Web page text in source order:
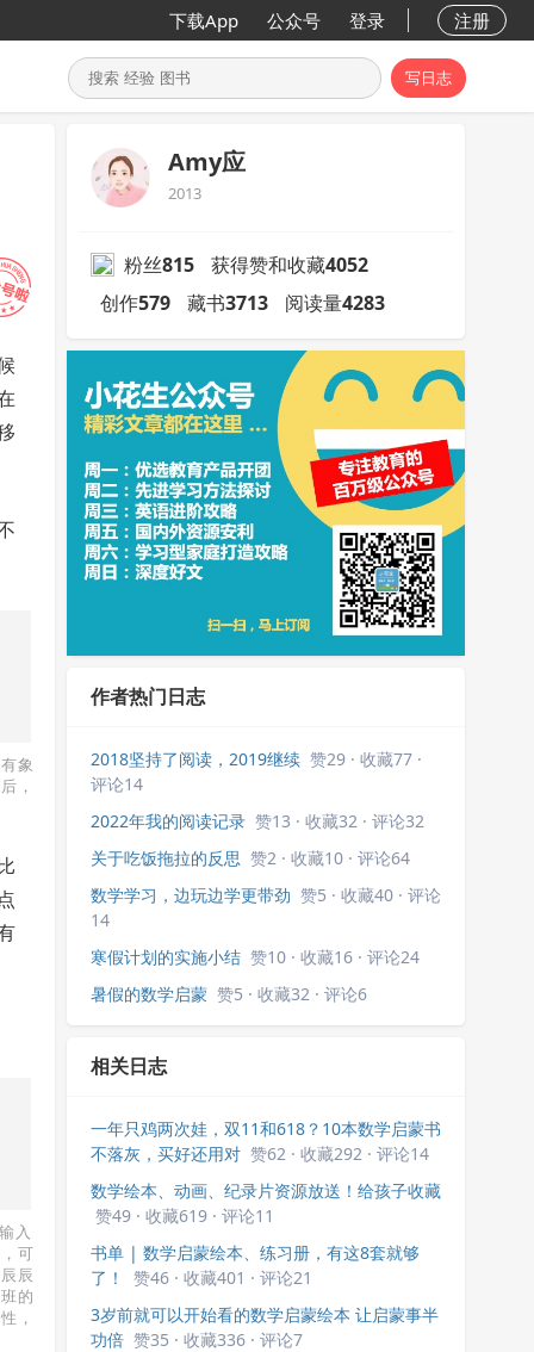
下载App 公众号 登录 注册
写日志
象
，
入
可
辰
的
，
Amy应
2013
粉丝815 获得赞和收藏4052
创作579 藏书3713 阅读量4283
作者热门日志
2018坚持了阅读，2019继续 赞29 · 收藏77 ·
评论14
2022年我的阅读记录 赞13 · 收藏32 · 评论32
关于吃饭拖拉的反思 赞2 · 收藏10 · 评论64
数学学习，边玩边学更带劲 赞5 · 收藏40 · 评论
14
寒假计划的实施小结 赞10 · 收藏16 · 评论24
暑假的数学启蒙 赞5 · 收藏32 · 评论6
相关日志
一年只鸡两次娃，双11和618？10本数学启蒙书
不落灰，买好还用对 赞62 · 收藏292 · 评论14
数学绘本、动画、纪录片资源放送！给孩子收藏
赞49 · 收藏619 · 评论11
书单 | 数学启蒙绘本、练习册，有这8套就够
了！
赞46 · 收藏401 · 评论21
3岁前就可以开始看的数学启蒙绘本 让启蒙事半
功倍 赞35 · 收藏336 · 评论7